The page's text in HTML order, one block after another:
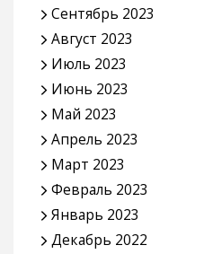
Сентябрь 2023
Август 2023
Июль 2023
Июнь 2023
Май 2023
Апрель 2023
Март 2023
Февраль 2023
Январь 2023
Декабрь 2022